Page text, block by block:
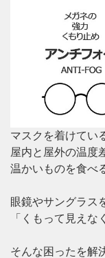
マスクを着けてい
屋内と屋外の温度
温かいものを食べ
眼鏡やサングラス
「くもって見えな
そんな困ったを解